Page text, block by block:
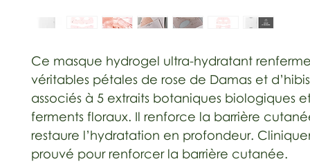
Ce masque hydrogel ultra-hydratant
véritables pétales de rose de Damas et
associés à 5 extraits botaniques biologiques
ferments floraux. Il renforce la barrière
restaure l’hydratation en profondeur.
prouvé pour renforcer la barrière cutanée.